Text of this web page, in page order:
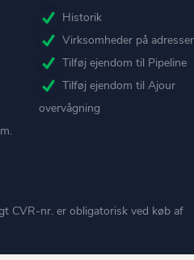
Historik
Virksomheder på
Tilføj ejendom til Pipeline
Tilføj ejendom til Ajour
overvågning
CVR-nr. er obligatorisk ved køb af